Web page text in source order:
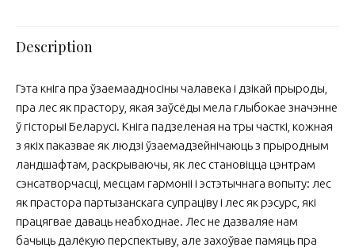
Description
Гэта кніга пра ўзаемаадносіны чалавека і дзікай прыроды,
пра лес як прастору, якая заўсёды мела глыбокае значэнне
ў гісторыі Беларусі. Кніга падзеленая на тры часткі, кожная
з якіх паказвае як людзі ўзаемадзейнічаюць з прыродным
ландшафтам, раскрываючы, як лес становіцца цэнтрам
сэнсатворчасці, месцам гармоніі і эстэтычнага вопыту: лес
як прастора партызанскага супраціву і лес як рэсурс, які
працягвае даваць неабходнае. Лес не дазваляе нам
бачыць далёкую перспектыву, але захоўвае памяць пра